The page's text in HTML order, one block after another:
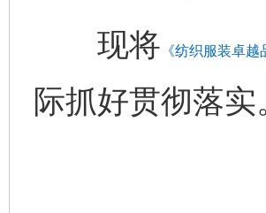
现将 《纺织服装卓
际抓好贯彻落实